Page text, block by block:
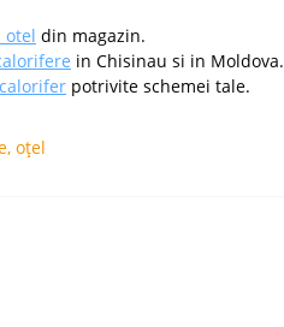
otel din magazin.
in Chisinau si in Moldova.
potrivite schemei tale.
, oțel